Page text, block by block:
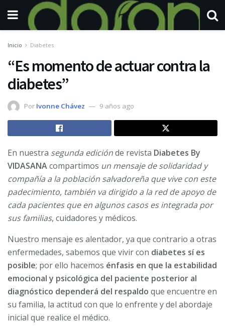
Inicio Diabetes
“Es momento de actuar contra la
diabetes”
Por Ivonne Chávez 9 años ago
En nuestra segunda ediciónde revista Diabetes By
VIDASANAcompartimos un mensaje de solidaridad y
compañía a la población salvadoreña que vive con este
padecimiento, también va dirigido a la red de apoyo de
cada pacientes que en algunos casos es integrada por
sus familias, cuidadores y médicos.
Nuestro mensaje es alentador, ya que contrario a otras
enfermedades, sabemos que vivir con diabetes sí es
posible; por ello hacemos énfasis en que la estabilidad
emocional y psicológica del paciente posterior al
diagnóstico dependerá del respaldo que encuentre en
su familia, la actitud con que lo enfrente y del abordaje
inicial que realice el médico.